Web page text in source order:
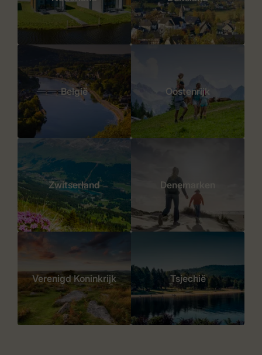
België Oostenrijk
Zwitserland Denemarken
Verenigd Koninkrijk Tsjechië